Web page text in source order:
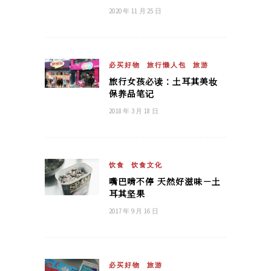
2020 年 11 月 25 日
必买好物 旅行懒人包 旅游
旅行女孩必读：土耳其美妆
保养品笔记
2018 年 3 月 18 日
饮食 饮食文化
嘴巴啃不停 天然好滋味－土
耳其坚果
2017 年 9 月 16 日
必买好物 旅游